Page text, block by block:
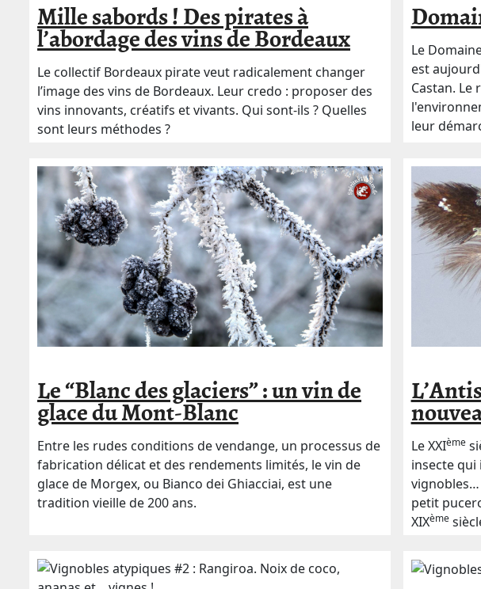
Mille sabords ! Des pirates à
l’abordage des vins de Bordeaux
Le collectif Bordeaux pirate veut radicalement changer
l’image des vins de Bordeaux. Leur credo : proposer des
vins innovants, créatifs et vivants. Qui sont-ils ? Quelles
sont leurs méthodes ?
Le
est
Castan. Le
leur
Le “Blanc des glaciers” : un vin de
glace du Mont-Blanc
Entre les rudes conditions de vendange, un processus de
fabrication délicat et des rendements limités, le vin de
glace de Morgex, ou Bianco dei Ghiacciai, est une
tradition vieille de 200 ans.
Le XXIème
insecte qui
vignobles…
petit
XIXème